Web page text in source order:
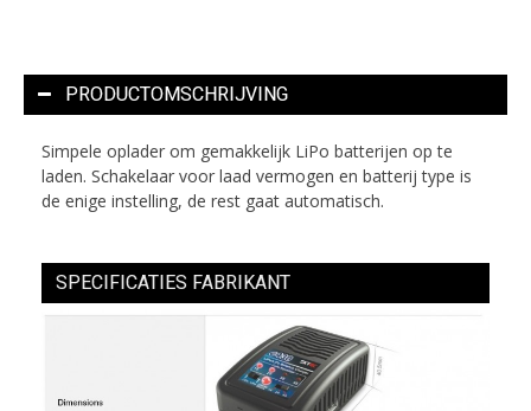
PRODUCTOMSCHRIJVING
Simpele oplader om gemakkelijk LiPo batterijen op te
laden. Schakelaar voor laad vermogen en batterij type is
de enige instelling, de rest gaat automatisch.
SPECIFICATIES FABRIKANT